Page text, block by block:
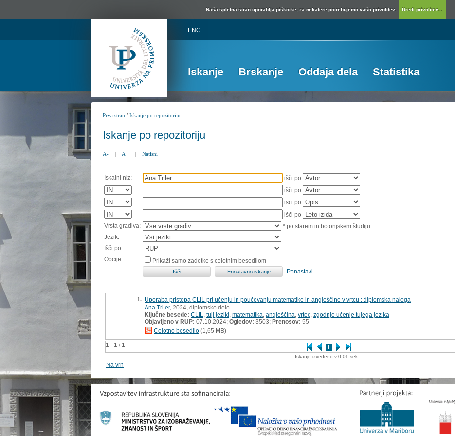
Naša spletna stran uporablja piškotke, za nekatere potrebujemo vašo privolitev. Uredi privolitev...
ENG
Iskanje Brskanje Oddaja dela Statistika
Prva stran /Iskanje po repozitoriju
Iskanje po repozitoriju
A- | A+ | Natisni
Iskalni niz:
išči po
išči po
išči po
išči po
Vrsta gradiva:
* po starem in bolonjskem študiju
Jezik:
Išči po:
Opcije:
Prikaži samo zadetke s celotnim besedilom
Ponastavi
1 - 1 / 1 1
1. Uporaba pristopa CLIL pri učenju in poučevanju matematike in angleščine v vrtcu : diplomska naloga
Ana Triler, 2024, diplomsko delo
Ključne besede: CLIL tuji jeziki matematika angleščina vrtec zgodnje učenje tujega jezika
Objavljeno v RUP: 07.10.2024; Ogledov: 3503; Prenosov: 55
Celotno besedilo (1,65 MB)
Iskanje izvedeno v 0.01 sek.
Na vrh